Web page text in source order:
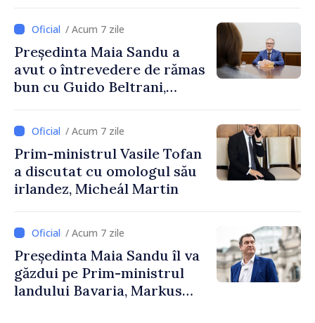
/ Acum 7 zile
Președinta Maia Sandu a
avut o întrevedere de rămas
bun cu Guido Beltrani,
Cooperare al Elveției în
Republica Moldova
/ Acum 7 zile
Prim-ministrul Vasile Tofan
a discutat cu omologul său
irlandez, Micheál Martin
/ Acum 7 zile
Președinta Maia Sandu îl va
găzdui pe Prim-ministrul
landului Bavaria, Markus